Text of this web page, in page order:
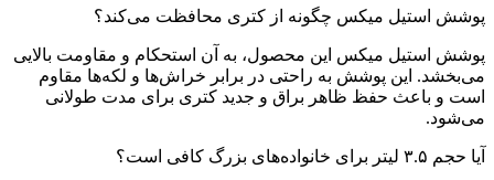
پوشش استیل میکس چگونه از کتری محافظت می‌کند؟
پوشش استیل میکس این محصول، به آن استحکام و مقاومت بالایی
می‌بخشد. این پوشش به راحتی در برابر خراش‌ها و لکه‌ها مقاوم
است و باعث حفظ ظاهر براق و جدید کتری برای مدت طولانی
می‌شود.
آیا حجم ۳.۵ لیتر برای خانواده‌های بزرگ کافی است؟